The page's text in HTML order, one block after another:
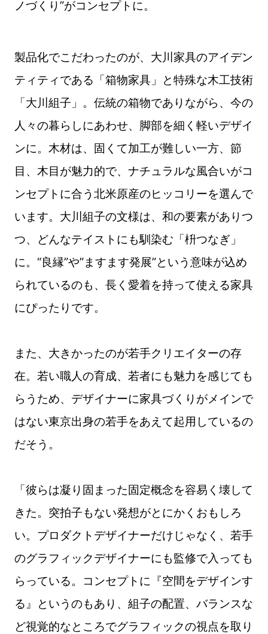
ノづくり”がコンセプトに。
製品化でこだわったのが、大川家具のアイデン
ティティである「箱物家具」と特殊な木工技術
「大川組子」。伝統の箱物でありながら、今の
人々の暮らしにあわせ、脚部を細く軽いデザイ
ンに。木材は、固くて加工が難しい一方、節
目、木目が魅力的で、ナチュラルな風合いがコ
ンセプトに合う北米原産のヒッコリーを選んで
います。大川組子の文様は、和の要素がありつ
つ、どんなテイストにも馴染む「枡つなぎ」
に。“良縁”や”ますます発展”という意味が込め
られているのも、長く愛着を持って使える家具
にぴったりです。
また、大きかったのが若手クリエイターの存
在。若い職人の育成、若者にも魅力を感じても
らうため、デザイナーに家具づくりがメインで
はない東京出身の若手をあえて起用しているの
だそう。
「彼らは凝り固まった固定概念を容易く壊して
きた。突拍子もない発想がとにかくおもしろ
い。プロダクトデザイナーだけじゃなく、若手
のグラフィックデザイナーにも監修で入っても
らっている。コンセプトに『空間をデザインす
る』というのもあり、組子の配置、バランスな
ど視覚的なところでグラフィックの視点を取り